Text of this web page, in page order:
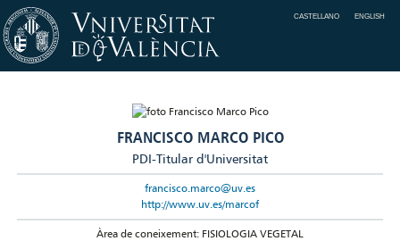
CASTELLANO ENGLISH
FRANCISCO MARCO PICO
PDI-Titular d'Universitat
francisco.marco@uv.es
http://www.uv.es/marcof
Àrea de coneixement: FISIOLOGIA VEGETAL